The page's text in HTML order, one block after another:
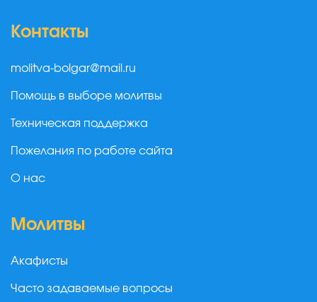
Контакты
molitva-bolgar@mail.ru
Помощь в выборе молитвы
Техническая поддержка
Пожелания по работе сайта
О нас
Молитвы
Акафисты
Часто задаваемые вопросы